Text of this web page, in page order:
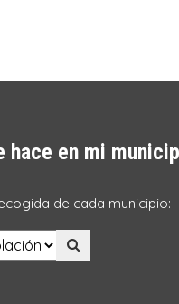
hace en mi
de cada municipio: